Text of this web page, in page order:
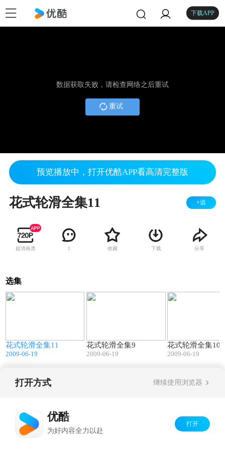
下载APP
数据获取失败，请检查网络之后重试
重试
预览播放中，打开优酷APP看高清完整版
花式轮滑全集11 +追
超清画质 1 收藏 下载 分享
选集
花式轮滑全集11
2009-06-19
花式轮滑全集9
2009-06-19
花式轮滑全集10
2009-06-19
版权所有
打开方式 继续使用浏览器
优酷
为好内容全力以赴
打开